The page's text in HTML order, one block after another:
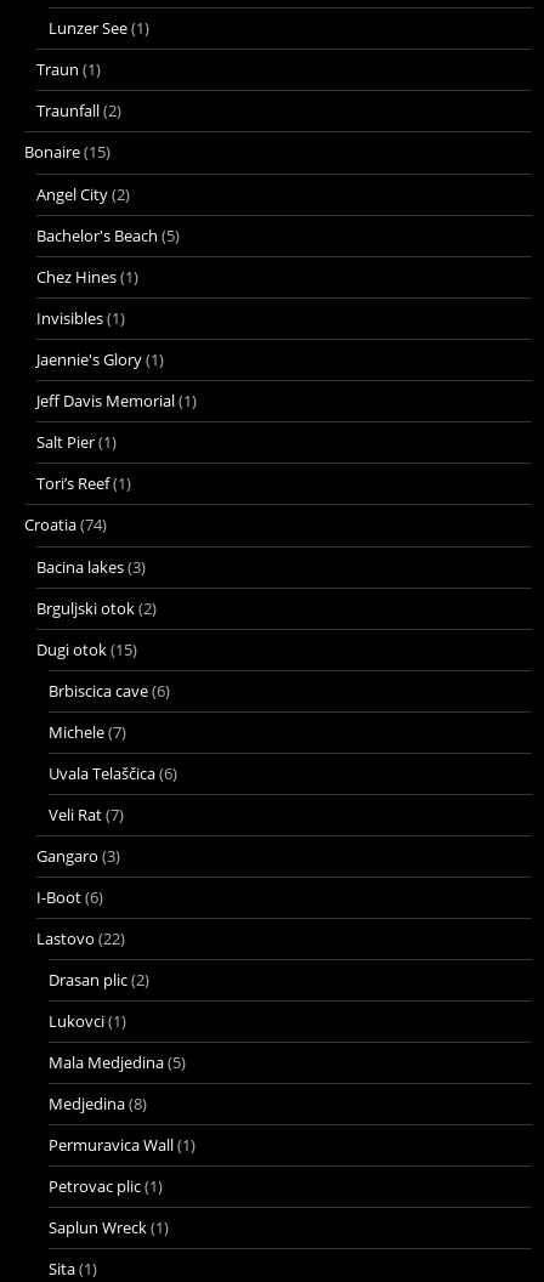
Lunzer See(1)
Traun (1)
Traunfall(2)
Bonaire(15)
Angel City(2)
Bachelor's Beach (5)
Chez Hines(1)
Invisibles(1)
Jaennie's Glory(1)
Jeff Davis Memorial(1)
Salt Pier(1)
Tori’s Reef(1)
Croatia(74)
Bacina lakes(3)
Brguljski otok(2)
Dugi otok(15)
Brbiscica cave(6)
Michele(7)
Uvala Telaščica(6)
Veli Rat(7)
Gangaro (3)
I-Boot(6)
Lastovo (22)
Drasan plic(2)
Lukovci(1)
Mala Medjedina(5)
Medjedina(8)
Permuravica Wall(1)
Petrovac plic(1)
Saplun Wreck(1)
Sita(1)